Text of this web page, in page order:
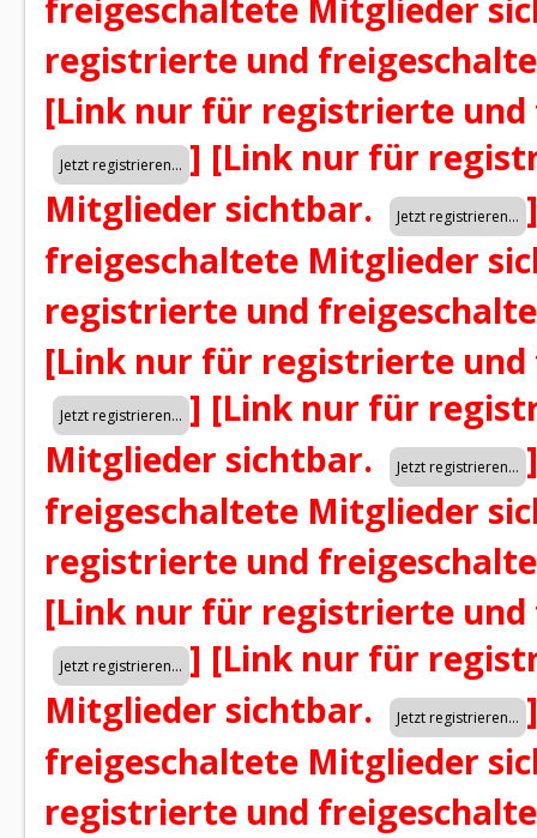
freigeschaltete Mitglieder
registrierte und
[Link nur für registrierte
] [Link nur für
Mitglieder sichtbar.
]
freigeschaltete Mitglieder
registrierte und
[Link nur für registrierte
] [Link nur für
Mitglieder sichtbar.
]
freigeschaltete Mitglieder
registrierte und
[Link nur für registrierte
] [Link nur für
Mitglieder sichtbar.
]
freigeschaltete Mitglieder
registrierte und